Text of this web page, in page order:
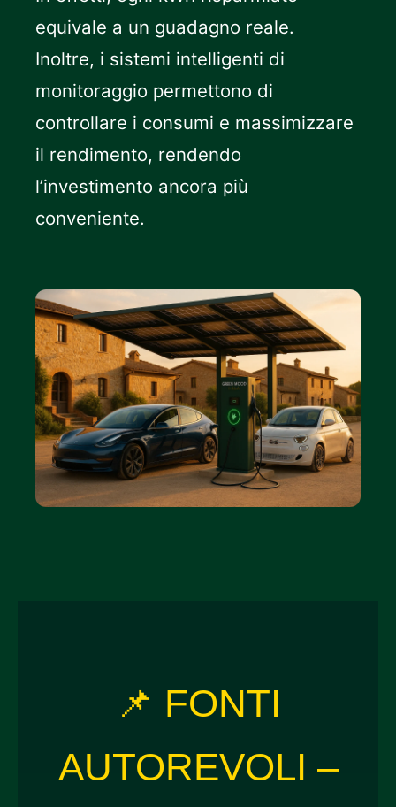
equivale a un guadagno reale.
Inoltre, i sistemi intelligenti di
monitoraggio permettono di
controllare i consumi e massimizzare
il rendimento, rendendo
l’investimento ancora più
conveniente.
📌 FONTI
AUTOREVOLI –